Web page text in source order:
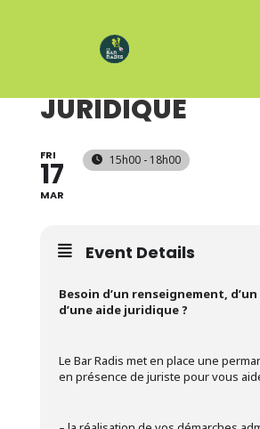
JURIDIQUE
FRI
17
MAR
15h00 - 18h00
Event Details
Besoin d’un renseignement,
d’une aide juridique ?
Le Bar Radis met en place une
en présence de juriste pour vous